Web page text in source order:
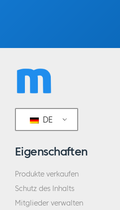
DE
Eigenschaften
Produkte verkaufen
Schutz des Inhalts
Mitglieder verwalten